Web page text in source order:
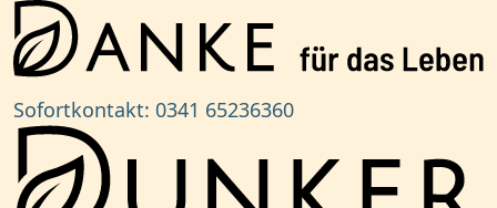
Sofortkontakt: 0341 65236360